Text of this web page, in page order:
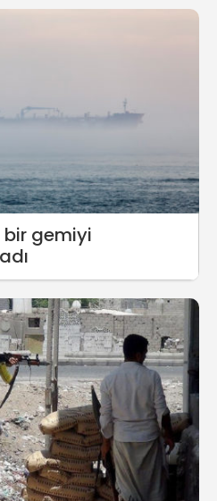
bir gemiyi